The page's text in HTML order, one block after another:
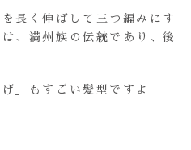
長く伸ばして三つ編みにす
、満州族の伝統であり、後
」もすごい髪型ですよ